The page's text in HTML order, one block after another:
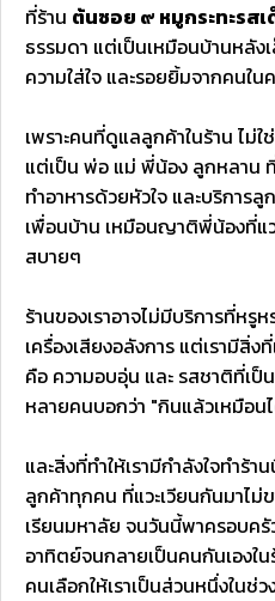
ที่ร้าน ต้นซอย ๙ หมูกระทะรสเ
ธรรมดา แต่เป็นเหมือนบ้านหลั
ความใส่ใจ และรอยยิ้มจากคนใน
เพราะคนที่ดูแลลูกค้าในร้าน ไม่
แต่เป็น พ่อ แม่ พี่น้อง ลูกหลาน
ทำอาหารด้วยหัวใจ และบริการ
เพื่อนบ้าน เหมือนญาติพี่น้องที่แว
สบายๆ
ร้านของเราอาจไม่มีบริการที่หรู
เครื่องเสียงอลังการ แต่เรามีสิ่ง
คือ ความอบอุ่น และ รสชาติที่เ
หลายคนบอกว่า "กินแล้วเหมือน
และสิ่งที่ทำให้เรามีกำลังใจทำร้
ลูกค้าทุกคน ที่แวะเวียนกันมาไ
เรียนมหาลัย จนวันนี้พาครอบครั
อาทิตย์จนกลายเป็นคนกันเองใ
คนเลือกให้เราเป็นส่วนหนึ่งในช่